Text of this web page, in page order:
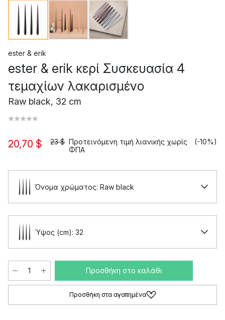
ester & erik
ester & erik κερί Συσκευασία 4
τεμαχίων λακαρισμένο
Raw black, 32 cm
20,70 $ 23 $ Προτεινόμενη τιμή λιανικής χωρίς
ΦΠΑ
(-10%)
Όνομα χρώματος: Raw black
Ύψος (cm): 32
Προσθήκη στο καλάθι
Προσθήκη στα αγαπημένα